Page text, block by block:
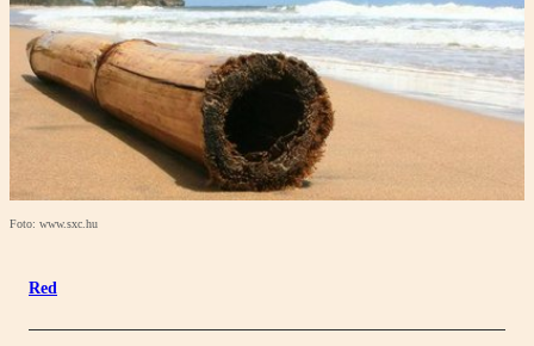
Foto: www.sxc.hu
Red